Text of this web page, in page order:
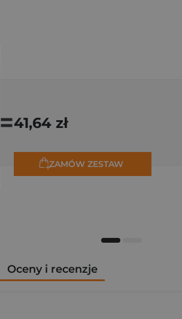
=41,64 zł
ZAMÓW ZESTAW
Oceny i recenzje